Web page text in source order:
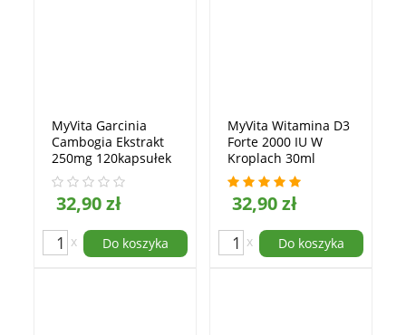
MyVita Garcinia
Cambogia Ekstrakt
250mg 120kapsułek
32,90 zł
x Do koszyka
MyVita Witamina D3
Forte 2000 IU W
Kroplach 30ml
32,90 zł
x Do koszyka